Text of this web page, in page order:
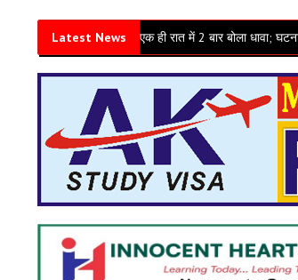
Latest News
चोरी, चोरों ने एक ही रात में 2 बार बोला धावा; घटना CCTV में कैद